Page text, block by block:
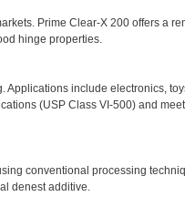
Prime Clear-X 200 offers a
hinge properties.
Applications include electronics,
(USP Class VI-500) and
conventional processing
denest additive.